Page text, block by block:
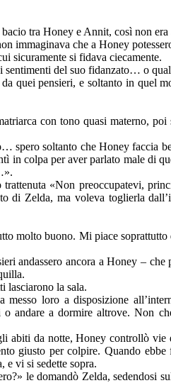
tra Honey e Annit, così non
immaginava che a Honey
sicuramente si fidava ciecamente.
del suo fidanzato… o
quei pensieri, e soltanto in quel
con tono quasi materno,
spero soltanto che Honey faccia
in colpa per aver parlato male di
«Non preoccupatevi,
di Zelda, ma voleva toglierla
molto buono. Mi piace
andassero ancora a Honey – che
lasciarono la sala.
loro a disposizione
andare a dormire altrove. Non
abiti da notte, Honey controllò vie
giusto per colpire. Quando
e vi si sedette sopra.
le domandò Zelda, sedendosi